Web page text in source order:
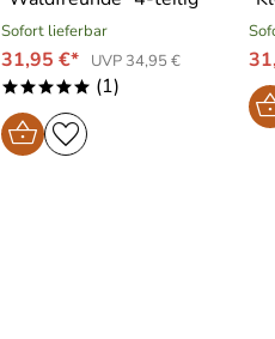
Sofort lieferbar
31,95 €* UVP 34,95 €
***** (1)